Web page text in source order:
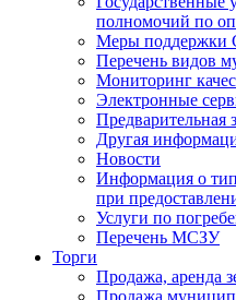
полномочий по
Меры поддержки
Перечень видов
Мониторинг
Электронные
Предварительная
Другая
Новости
Информация о
при
Услуги по
Перечень МСЗУ
Торги
Продажа, аренда
Продажа